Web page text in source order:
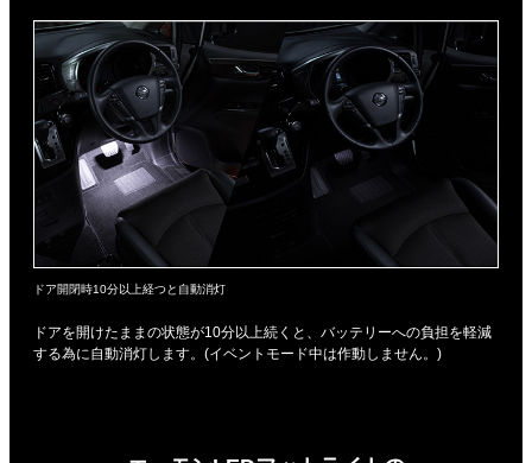
ドア開閉時10分以上経つと自動消灯
ドアを開けたままの状態が10分以上続くと、バッテリーへの負担を軽減
する為に自動消灯します。(イベントモード中は作動しません。)